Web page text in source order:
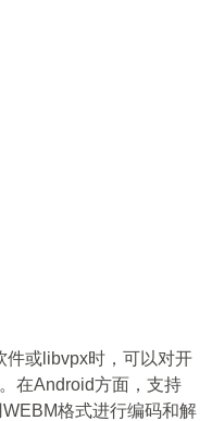
件或libvpx时，可以对开
在Android方面，支持
格式进行编码和解